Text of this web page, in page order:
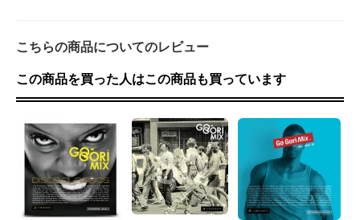
こちらの商品についてのレビュー
この商品を買った人はこの商品も買っています